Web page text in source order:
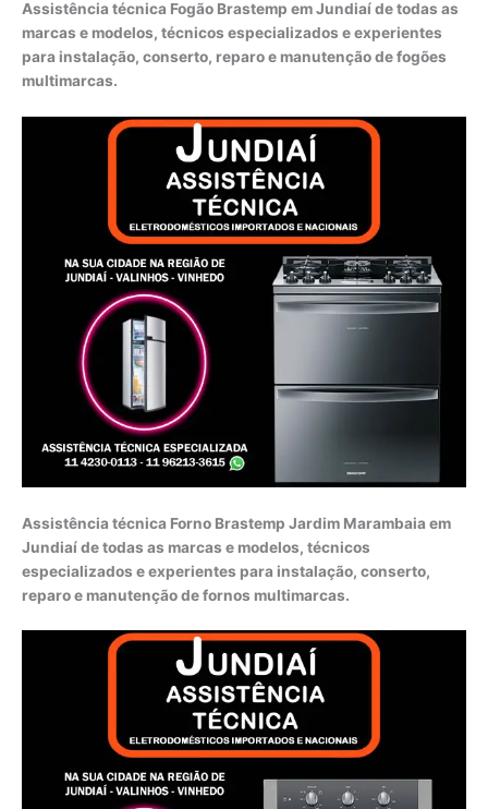
Assistência técnica Fogão Brastemp em Jundiaí de todas as
marcas e modelos, técnicos especializados e experientes
para instalação, conserto, reparo e manutenção de fogões
multimarcas.
Assistência técnica Forno Brastemp Jardim Marambaia em
Jundiaí de todas as marcas e modelos, técnicos
especializados e experientes para instalação, conserto,
reparo e manutenção de fornos multimarcas.